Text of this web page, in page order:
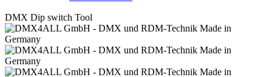
DMX Dip switch Tool